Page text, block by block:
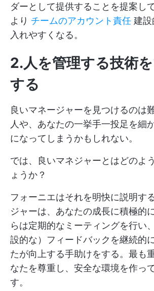
ダーとして提供することを提案し
より チームのアカウント責任 建設
入れやすくなる。
2.人を管理する技術
する
良いマネージャーを見つけるのは
人や、あなたの一挙手一投足を細
になってしまうかもしれない。
では、良いマネジャーとはどのよ
ょうか？
フォーニエはそれを明快に説明す
ジャーは、あなたの成長に積極的
らは定期的なミーティングを行い
設的な）フィードバックを継続的
たが向上する手助けをする。最も
なたを尊重し、安全な環境を作っ
す。